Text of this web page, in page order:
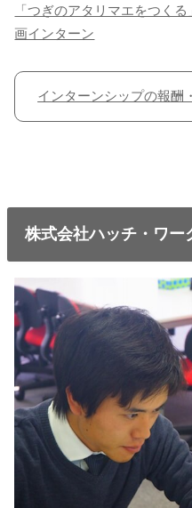
「つぎのアタリマエをつく
画インターン
インターンシップの報酬
株式会社ハッチ・ワー